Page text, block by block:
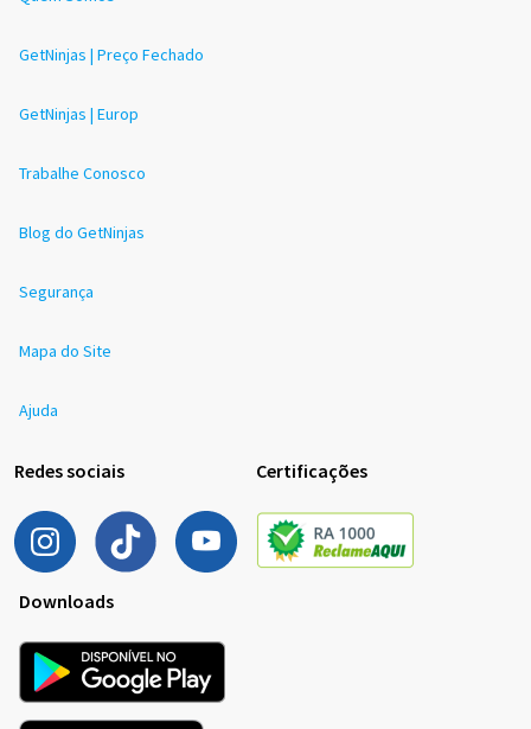
GetNinjas | Preço Fechado
GetNinjas | Europ
Trabalhe Conosco
Blog do GetNinjas
Segurança
Mapa do Site
Ajuda
Redes sociais Certificações
Downloads